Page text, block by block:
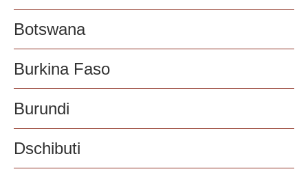
Botswana
Burkina Faso
Burundi
Dschibuti